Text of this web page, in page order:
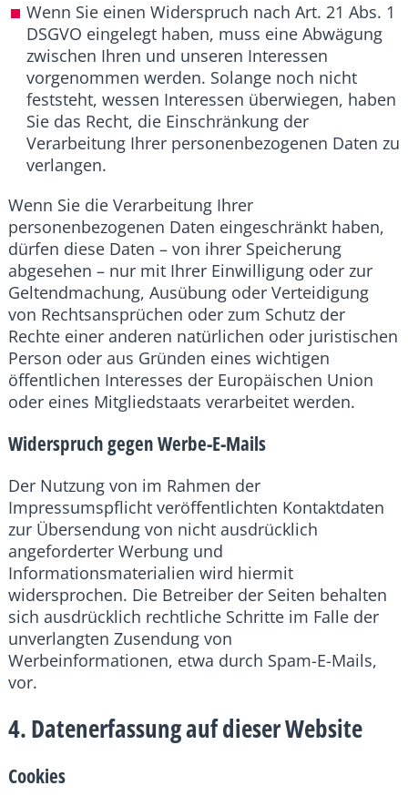
Wenn Sie einen Widerspruch nach Art. 21 Abs. 1
DSGVO eingelegt haben, muss eine Abwägung
zwischen Ihren und unseren Interessen
vorgenommen werden. Solange noch nicht
feststeht, wessen Interessen überwiegen, haben
Sie das Recht, die Einschränkung der
Verarbeitung Ihrer personenbezogenen Daten zu
verlangen.
Wenn Sie die Verarbeitung Ihrer
personenbezogenen Daten eingeschränkt haben,
dürfen diese Daten – von ihrer Speicherung
abgesehen – nur mit Ihrer Einwilligung oder zur
Geltendmachung, Ausübung oder Verteidigung
von Rechtsansprüchen oder zum Schutz der
Rechte einer anderen natürlichen oder juristischen
Person oder aus Gründen eines wichtigen
öffentlichen Interesses der Europäischen Union
oder eines Mitgliedstaats verarbeitet werden.
Widerspruch gegen Werbe-E-Mails
Der Nutzung von im Rahmen der
Impressumspflicht veröffentlichten Kontaktdaten
zur Übersendung von nicht ausdrücklich
angeforderter Werbung und
Informationsmaterialien wird hiermit
widersprochen. Die Betreiber der Seiten behalten
sich ausdrücklich rechtliche Schritte im Falle der
unverlangten Zusendung von
Werbeinformationen, etwa durch Spam-E-Mails,
vor.
4. Datenerfassung auf dieser Website
Cookies